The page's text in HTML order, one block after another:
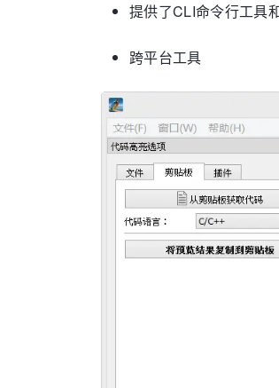
提供了CLI命令行工具
跨平台工具